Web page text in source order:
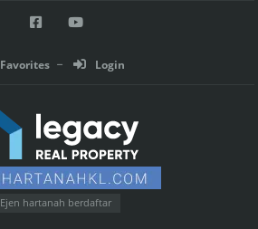
Favorites Login
Ejen hartanah berdaftar